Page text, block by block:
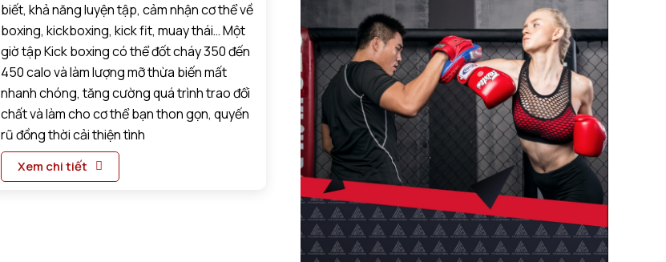
biết, khả năng luyện tập, cảm nhận cơ thể về
boxing, kickboxing, kick fit, muay thái… Một
giờ tập Kick boxing có thể đốt cháy 350 đến
450 calo và làm lượng mỡ thừa biến mất
nhanh chóng, tăng cường quá trình trao đổi
chất và làm cho cơ thể bạn thon gọn, quyến
rũ đồng thời cải thiện tình
Xem chi tiết